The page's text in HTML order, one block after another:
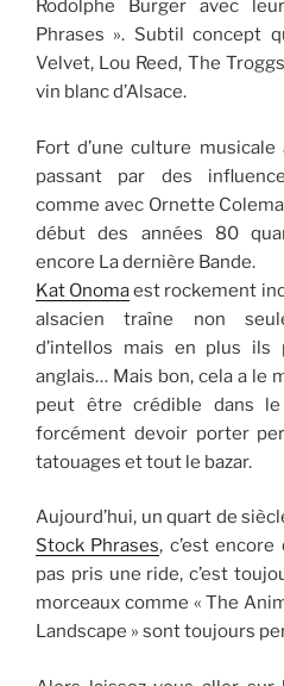
Rodolphe Burger avec
Phrases ». Subtil concept
Velvet, Lou Reed, The
vin blanc d’Alsace.
Fort d’une culture
passant par des
comme avec Ornette
début des années 80
encore La dernière Bande.
Kat Onomaest rockement
alsacien traîne non
d’intellos mais en plus ils
anglais… Mais bon, cela a le
peut être crédible dans
forcément devoir porter
tatouages et tout le bazar.
Aujourd’hui, un quart de
Stock Phrases, c’est encore
pas pris une ride, c’est
morceaux comme « The
Landscape » sont toujours